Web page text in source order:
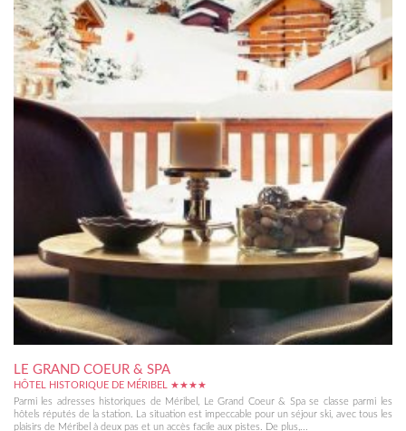
LE GRAND COEUR & SPA
HÔTEL HISTORIQUE DE MÉRIBEL ★★★★
Parmi les adresses historiques de Méribel, Le Grand Coeur & Spa se classe parmi les
hôtels réputés de la station. La situation est impeccable pour un séjour ski, avec tous les
plaisirs de Méribel à deux pas et un accès facile aux pistes. De plus,...